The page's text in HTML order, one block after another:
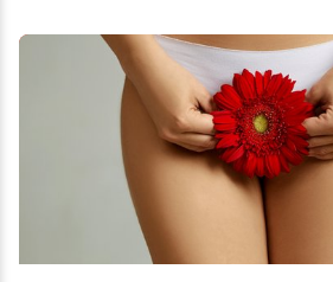
Spoznajte ključne znake in možne vzroke.